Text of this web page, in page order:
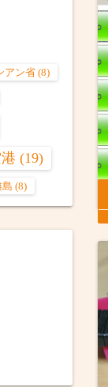
アン省 (8)
(19)
島 (8)